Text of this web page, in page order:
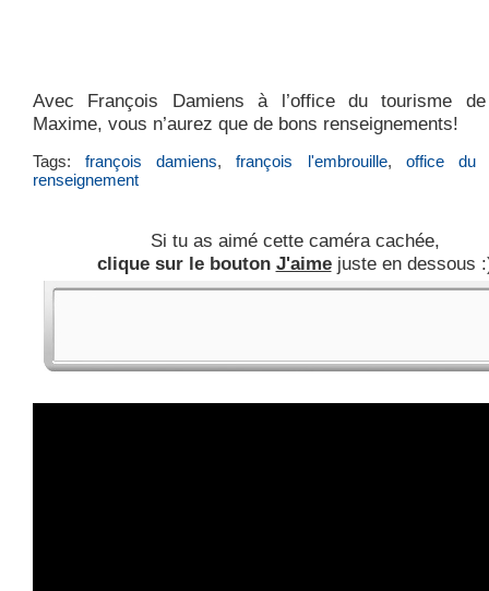
Avec François Damiens à l’office du tourisme
Maxime, vous n’aurez que de bons renseignements!
Tags:françois damiens,françois l'embrouille, office du
renseignement
Si tu as aimé cette caméra cachée,
clique sur le bouton J'aimejuste en dessous